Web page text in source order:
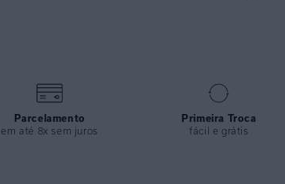
Parcelamento
em até 8x sem juros
Primeira Troca
fácil e grátis